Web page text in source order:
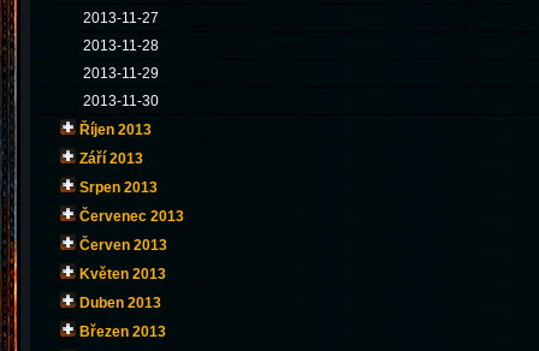
2013-11-27
2013-11-28
2013-11-29
2013-11-30
Říjen 2013
Září 2013
Srpen 2013
Červenec 2013
Červen 2013
Květen 2013
Duben 2013
Březen 2013